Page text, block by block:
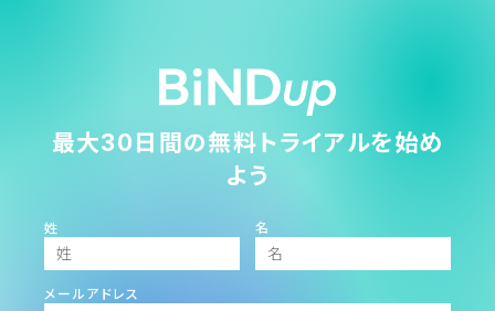
最大30日間の無料トライアルを始め
よう
姓 名
メールアドレス